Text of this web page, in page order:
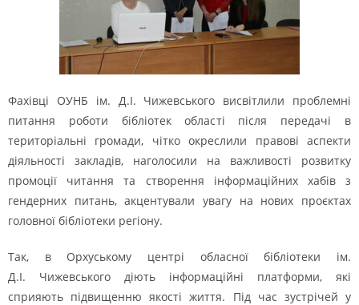
Фахівці ОУНБ ім. Д.І. Чижевського висвітлили проблемні
питання роботи бібліотек області після передачі в
територіальні громади, чітко окреслили правові аспекти
діяльності закладів, наголосили на важливості розвитку
промоції читання та створення інформаційних хабів з
гендерних питань, акцентували увагу на нових проєктах
головної бібліотеки регіону.
Так, в Орхуському центрі обласної бібліотеки ім.
Д.І. Чижевського діють інформаційні платформи, які
сприяють підвищенню якості життя. Під час зустрічей у